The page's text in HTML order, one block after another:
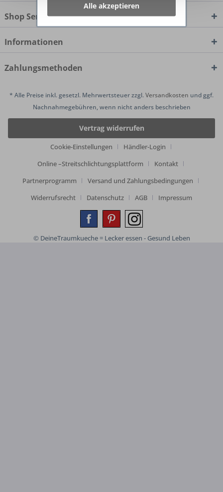
Shop Service
Informationen
Zahlungsmethoden
* Alle Preise inkl. gesetzl. Mehrwertsteuer zzgl.Versandkosten und ggf.
Nachnahmegebühren, wenn nicht anders beschrieben
Vertrag widerrufen
Cookie-Einstellungen
Händler-Login
Online –Streitschlichtungsplattform
Kontakt
Partnerprogramm
Versand und Zahlungsbedingungen
Widerrufsrecht
Datenschutz AGB Impressum
© DeineTraumkueche = Lecker essen - Gesund Leben
Alle akzeptieren